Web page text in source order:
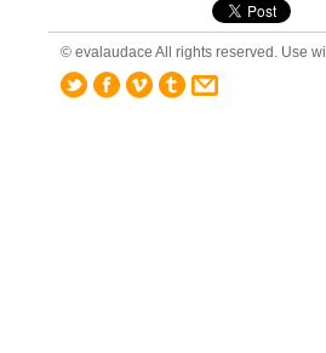
© evalaudace All rights reserved. Use